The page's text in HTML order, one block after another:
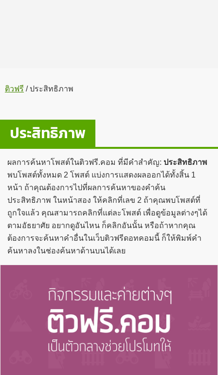
ติวฟรี /ประสิทธิภาพ
ประสิทธิภาพ
ผลการค้นหาโพสต์ในติวฟรี.คอม ที่มีคำสำคัญ: ประสิทธิภาพ
พบโพสต์ทั้งหมด 2 โพสต์ แบ่งการแสดงผลออกได้ทั้งสิ้น 1
หน้า ถ้าคุณต้องการไปที่ผลการค้นหาของคำค้น
ประสิทธิภาพ ในหน้าสอง ให้คลิกที่เลข 2 ถ้าคุณพบโพสต์ที่
ถูกใจแล้ว คุณสามารถคลิกที่แต่ละโพสต์ เพื่อดูข้อมูลต่างๆได้
ตามอัธยาศัย อยากดูอันไหน ก็คลิกอันนั้น หรือถ้าหากคุณ
ต้องการจะค้นหาคำอื่นในเว็บติวฟรีดอทคอมนี้ ก็ให้พิมพ์คำ
ค้นหาลงในช่องค้นหาด้านบนได้เลย